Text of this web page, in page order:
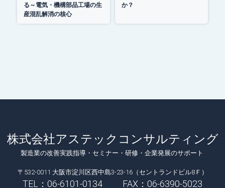
る～電気・機構部品工場の生
産混乱解消の核心
か？
株式会社アステックコンサルティング
製造業の改善実践指導・セミナー・研修・企業発展のサポート
〒532-0011 大阪市淀川区西中島3-23-16（セントランドビル8Ｆ）
TEL：06-6101-0134 FAX：06-6390-5023